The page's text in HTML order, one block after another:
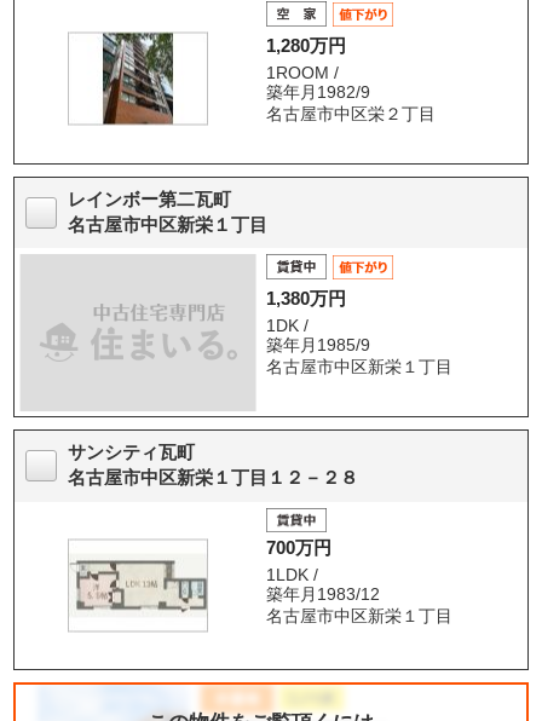
1,280万円
1ROOM /
築年月1982/9
名古屋市中区栄２丁目
レインボー第二瓦町
名古屋市中区新栄１丁目
1,380万円
1DK /
築年月1985/9
名古屋市中区新栄１丁目
サンシティ瓦町
名古屋市中区新栄１丁目１２－２８
700万円
1LDK /
築年月1983/12
名古屋市中区新栄１丁目